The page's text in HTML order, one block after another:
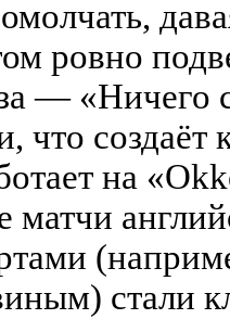
ровно
— «Ничего
что
на
матчи
стали